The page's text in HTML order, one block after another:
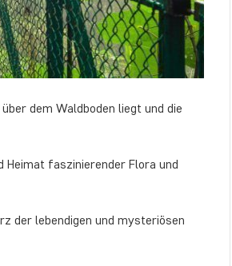
dem Waldboden liegt und die
Heimat faszinierender Flora und
der lebendigen und mysteriösen